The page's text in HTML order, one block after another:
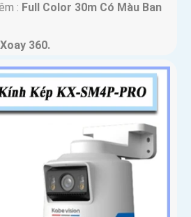
: Full Color 30m Có Màu Ban
Xoay 360.
Và Loa.